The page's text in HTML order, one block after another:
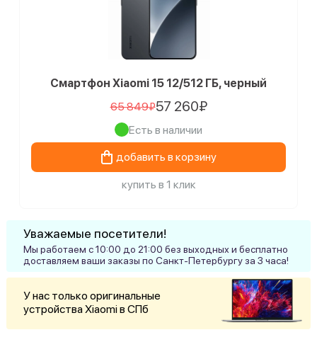
Смартфон Xiaomi 15 12/512 ГБ, черный
65 849₽57 260₽
Есть в наличии
добавить в корзину
купить в 1 клик
Уважаемые посетители!
Мы работаем с 10:00 до 21:00 без выходных и бесплатно
доставляем ваши заказы по Санкт-Петербургу за 3 часа!
У нас только оригинальные
устройства Xiaomi в СПб